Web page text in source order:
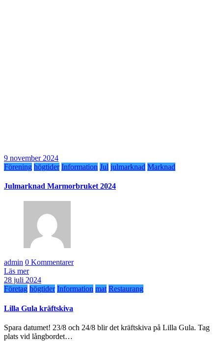
9 november 2024
Förening högtider Information Jul julmarknad Marknad
Julmarknad Marmorbruket 2024
admin 0 Kommentarer
Läs mer
28 juli 2024
Företag högtider Information mat Restaurang
Lilla Gula kräftskiva
Spara datumet! 23/8 och 24/8 blir det kräftskiva på Lilla Gula. Tag
plats vid långbordet…